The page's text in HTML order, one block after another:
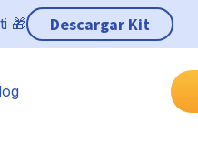
🎁 Descargar Kit